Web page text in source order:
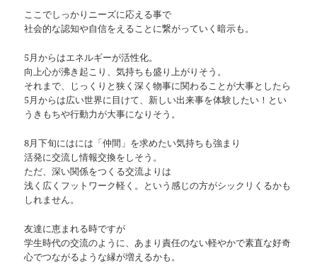
ここでしっかりニーズに応える事で
社会的な認知や自信をえることに繋がっていく暗示も。
5月からはエネルギーが活性化。
向上心が沸き起こり、気持ちも盛り上がりそう。
それまで、じっくりと狭く深く物事に関わることが大事としたら
5月からは広い世界に目けて、新しい出来事を体験したい！とい
うきもちや行動力が大事になりそう。
8月下旬にはには「仲間」を求めたい気持ちも強まり
活発に交流し情報交換をしそう。
ただ、深い関係をつくる交流よりは
浅く広くフットワーク軽く。という感じの方がシックリくるかも
しれません。
友達に恵まれる時ですが
学生時代の交流のように、あまり責任のない軽やかで素直な好奇
心でつながるような縁が増えるかも。